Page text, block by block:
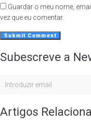
Guardar o meu nome,
vez que eu comentar.
Subescreve a
Artigos